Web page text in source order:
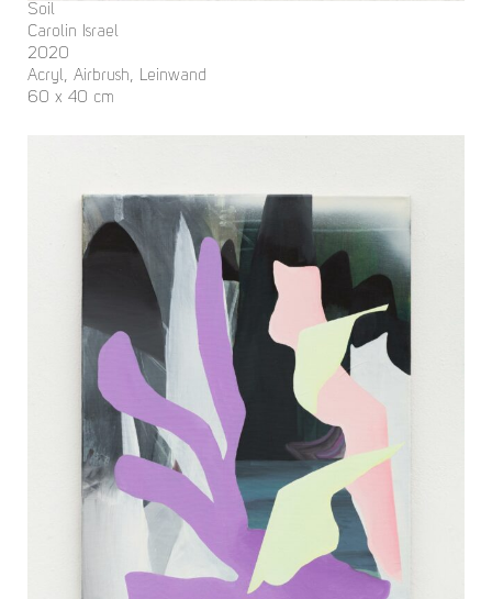
Soil
Carolin Israel
2020
Acryl, Airbrush, Leinwand
60 x 40 cm